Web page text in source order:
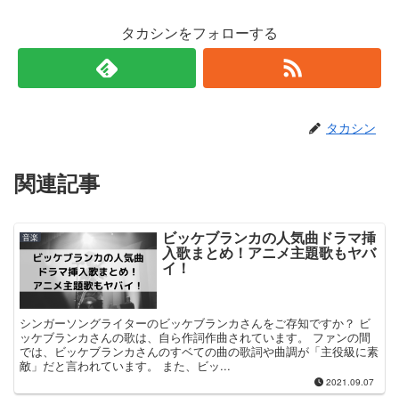
タカシンをフォローする
タカシン
関連記事
音楽 ビッケブランカの人気曲ドラマ挿
入歌まとめ！アニメ主題歌もヤバ
イ！
シンガーソングライターのビッケブランカさんをご存知ですか？ ビ
ッケブランカさんの歌は、自ら作詞作曲されています。 ファンの間
では、ビッケブランカさんのすベての曲の歌詞や曲調が「主役級に素
敵」だと言われています。 また、ビッ...
2021.09.07